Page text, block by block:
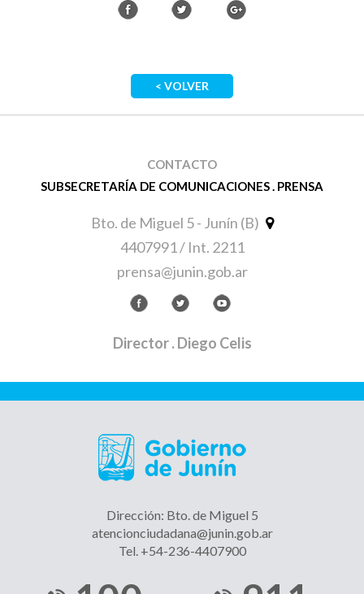
< VOLVER
CONTACTO
SUBSECRETARÍA DE COMUNICACIONES . PRENSA
Bto. de Miguel 5 - Junín (B)
4407991 / Int. 2211
prensa@junin.gob.ar
Director. Diego Celis
Dirección: Bto. de Miguel 5
atencionciudadana@junin.gob.ar
Tel. +54-236-4407900